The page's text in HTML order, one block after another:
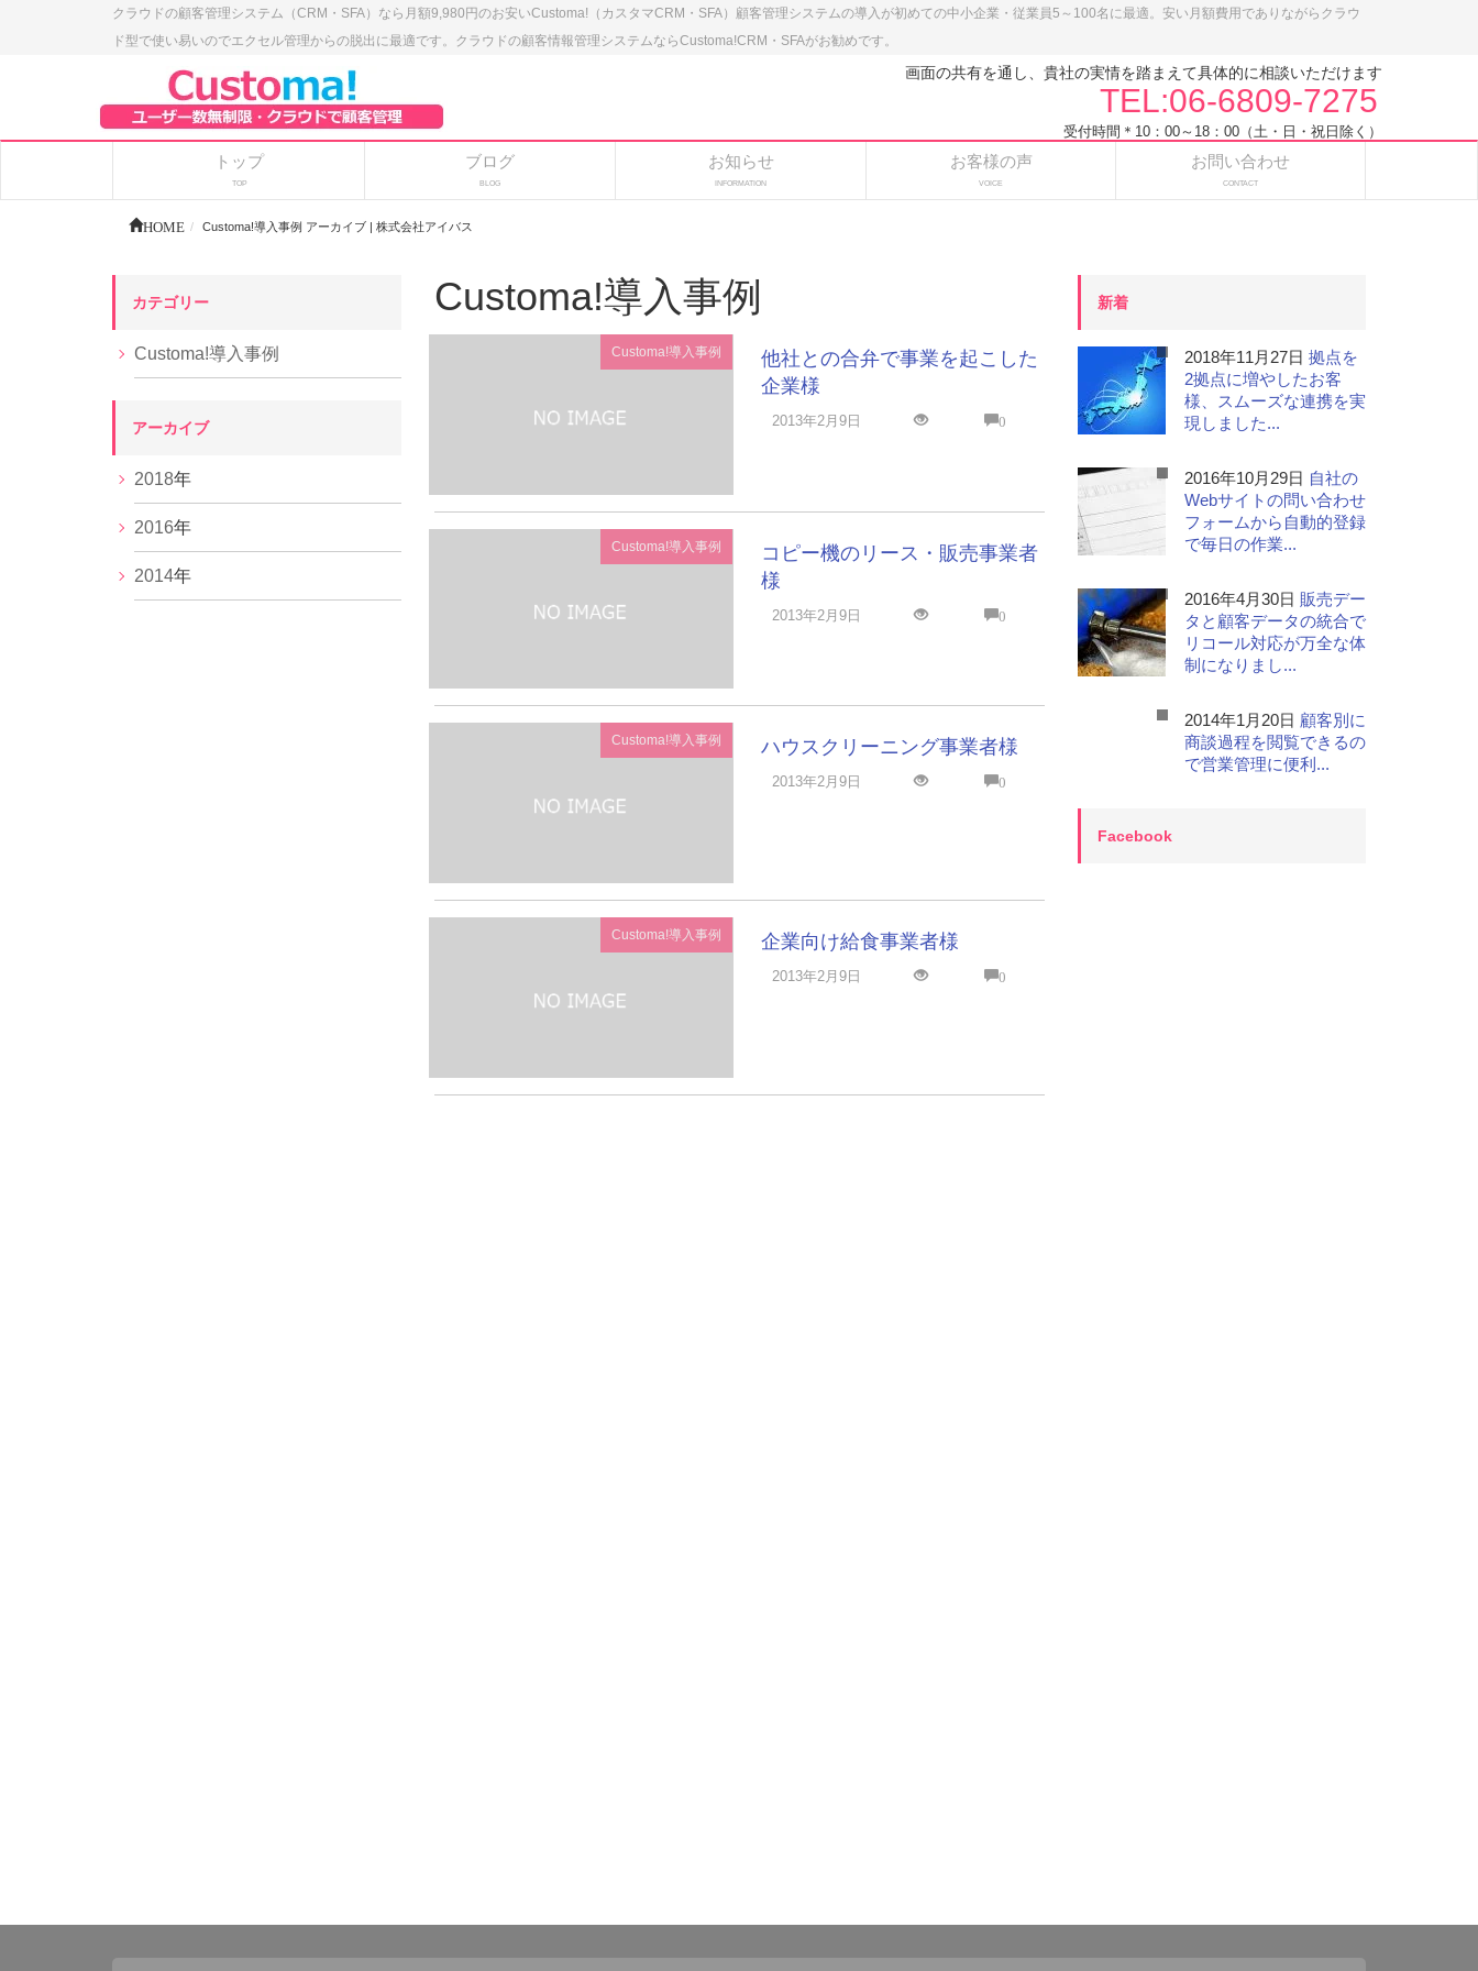
クラウドの顧客管理システム（CRM・SFA）なら月額9,980円のお安いCustoma!（カスタマCRM・SFA）顧客管理システムの導入が初めての中小企業・従業員5～100名に最適。安い月額費用でありながらクラウ
ド型で使い易いのでエクセル管理からの脱出に最適です。クラウドの顧客情報管理システムならCustoma!CRM・SFAがお勧めです。
画面の共有を通し、貴社の実情を踏まえて具体的に相談いただけます
TEL:06-6809-7275
受付時間＊10：00～18：00（土・日・祝日除く）
トップ
TOP
ブログ
BLOG
お知らせ
INFORMATION
お客様の声
VOICE
お問い合わせ
CONTACT
HOME Customa!導入事例 アーカイブ | 株式会社アイバス
Customa!導入事例
Customa!導入事例
他社との合弁で事業を起こした
企業様
2013年2月9日 0
Customa!導入事例
コピー機のリース・販売事業者
様
2013年2月9日 0
Customa!導入事例 ハウスクリーニング事業者様
2013年2月9日 0
Customa!導入事例 企業向け給食事業者様
2013年2月9日 0
カテゴリー
Customa!導入事例
アーカイブ
2018年
2016年
2014年
新着
2018年11月27日 拠点を
2拠点に増やしたお客
様、スムーズな連携を実
現しました...
2016年10月29日 自社の
Webサイトの問い合わせ
フォームから自動的登録
で毎日の作業...
2016年4月30日 販売デー
タと顧客データの統合で
リコール対応が万全な体
制になりまし...
2014年1月20日 顧客別に
商談過程を閲覧できるの
で営業管理に便利...
Facebook